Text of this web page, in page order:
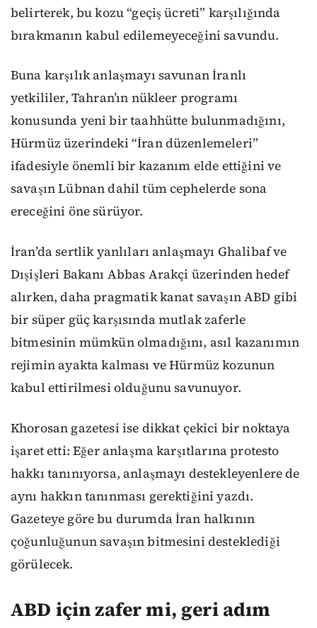
belirterek, bu kozu “geçiş ücreti” karşılığında
bırakmanın kabul edilemeyeceğini savundu.
Buna karşılık anlaşmayı savunan İranlı
yetkililer, Tahran’ın nükleer programı
konusunda yeni bir taahhütte bulunmadığını,
Hürmüz üzerindeki “İran düzenlemeleri”
ifadesiyle önemli bir kazanım elde ettiğini ve
savaşın Lübnan dahil tüm cephelerde sona
ereceğini öne sürüyor.
İran’da sertlik yanlıları anlaşmayı Ghalibaf ve
Dışişleri Bakanı Abbas Arakçi üzerinden hedef
alırken, daha pragmatik kanat savaşın ABD gibi
bir süper güç karşısında mutlak zaferle
bitmesinin mümkün olmadığını, asıl kazanımın
rejimin ayakta kalması ve Hürmüz kozunun
kabul ettirilmesi olduğunu savunuyor.
Khorosan gazetesi ise dikkat çekici bir noktaya
işaret etti: Eğer anlaşma karşıtlarına protesto
hakkı tanınıyorsa, anlaşmayı destekleyenlere de
aynı hakkın tanınması gerektiğini yazdı.
Gazeteye göre bu durumda İran halkının
çoğunluğunun savaşın bitmesini desteklediği
görülecek.
ABD için zafer mi, geri adım